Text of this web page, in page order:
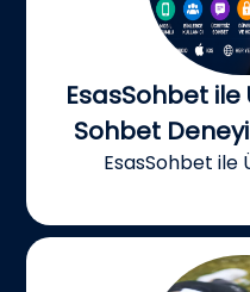
EsasSohbet ile
Sohbet
EsasSohbet ile